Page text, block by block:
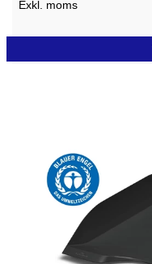
Exkl. moms